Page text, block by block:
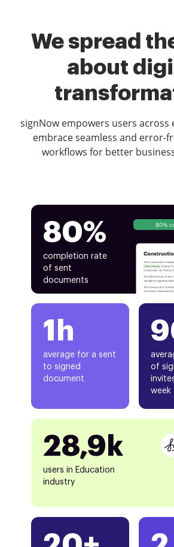
We spread
about
signNow empowers users across
embrace seamless and error-
workflows for better
80%
completion rate
of sent
documents
80%
1h
average for a sent
to signed
document
of
week
28,9k
users in Education
industry